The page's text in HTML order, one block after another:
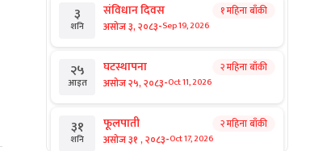
३
शनि
संविधान दिवस
असोज ३, २०८३-Sep 19, 2026
१ महिना बाँकी
२५
आइत
घटस्थापना
असोज २५, २०८३-Oct 11, 2026
२ महिना बाँकी
३१
शनि
फूलपाती
असोज ३१ , २०८३-Oct 17, 2026
२ महिना बाँकी